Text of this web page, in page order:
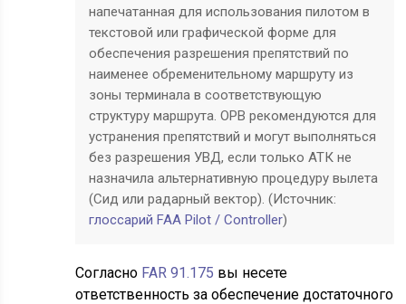
напечатанная для использования пилотом в
текстовой или графической форме для
обеспечения разрешения препятствий по
наименее обременительному маршруту из
зоны терминала в соответствующую
структуру маршрута. ОРВ рекомендуются для
устранения препятствий и могут выполняться
без разрешения УВД, если только АТК не
назначила альтернативную процедуру вылета
(Сид или радарный вектор). (Источник:
глоссарий FAA Pilot / Controller)
Согласно FAR 91.175 вы несете
ответственность за обеспечение достаточного